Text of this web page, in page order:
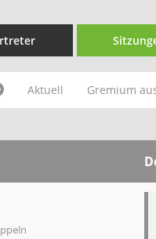
Aktuell Gremium